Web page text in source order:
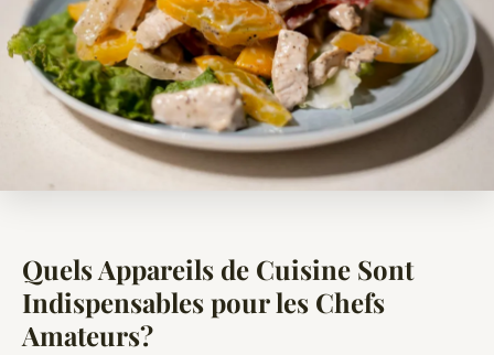
Quels Appareils de Cuisine Sont
Indispensables pour les Chefs
Amateurs?